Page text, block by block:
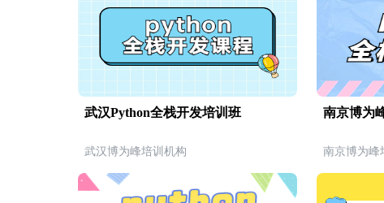
武汉Python全栈开发培训班
武汉博为峰培训机构
南京博为
南京博为峰